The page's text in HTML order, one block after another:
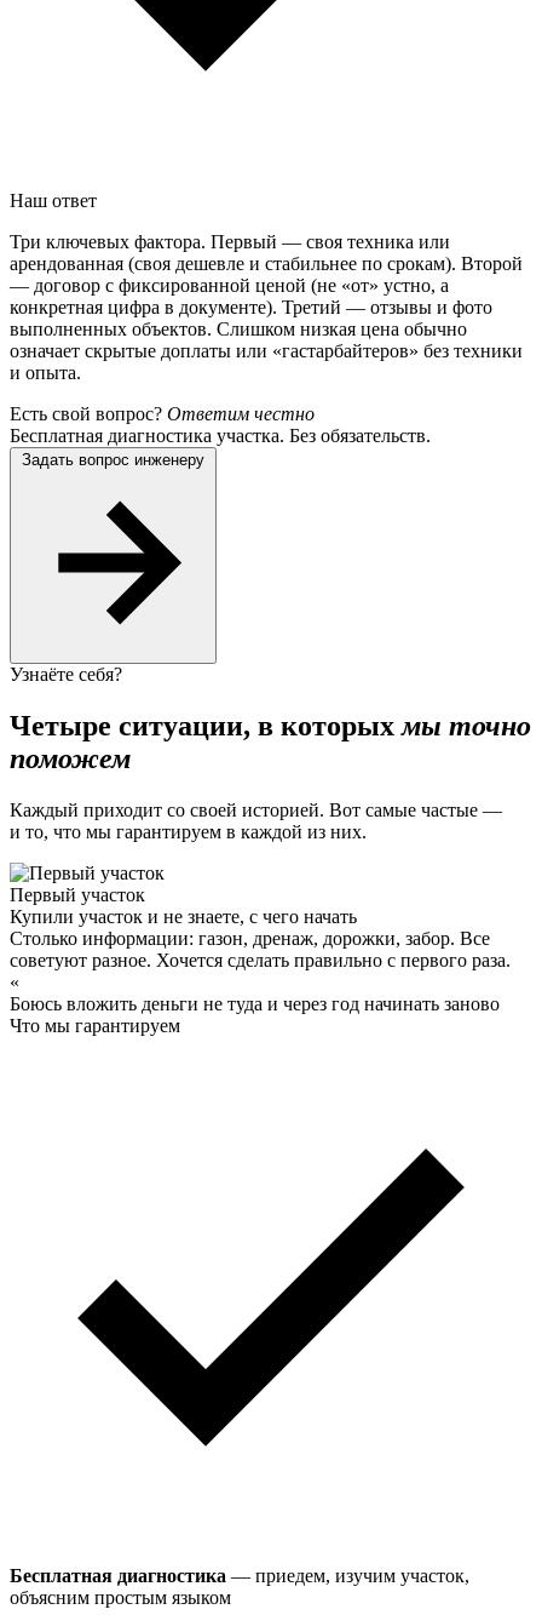
Наш ответ
Три ключевых фактора. Первый — своя техника или
арендованная (своя дешевле и стабильнее по срокам). Второй
— договор с фиксированной ценой (не «от» устно, а
конкретная цифра в документе). Третий — отзывы и фото
выполненных объектов. Слишком низкая цена обычно
означает скрытые доплаты или «гастарбайтеров» без техники
и опыта.
Есть свой вопрос? Ответим честно
Бесплатная диагностика участка. Без обязательств.
Задать вопрос инженеру
Узнаёте себя?
Четыре ситуации, в которыхмы точно
поможем
Каждый приходит со своей историей. Вот самые частые —
и то, что мы гарантируем в каждой из них.
Первый участок
Купили участок и не знаете, с чего начать
Столько информации: газон, дренаж, дорожки, забор. Все
советуют разное. Хочется сделать правильно с первого раза.
«
Боюсь вложить деньги не туда и через год начинать заново
Что мы гарантируем
Бесплатная диагностика — приедем, изучим участок,
объясним простым языком